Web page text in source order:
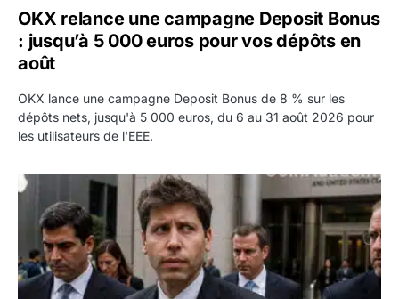
OKX relance une campagne Deposit Bonus
: jusqu’à 5 000 euros pour vos dépôts en
août
OKX lance une campagne Deposit Bonus de 8 % sur les
dépôts nets, jusqu'à 5 000 euros, du 6 au 31 août 2026 pour
les utilisateurs de l'EEE.
OpenAI demande le rejet de la plainte d’Apple et